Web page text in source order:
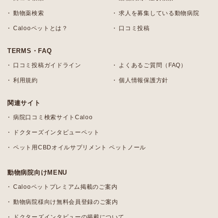
動物薬検索 求人を募集している動物病院
Calooペットとは？ 口コミ投稿
TERMS・FAQ
口コミ投稿ガイドライン よくあるご質問（FAQ）
利用規約 個人情報保護方針
関連サイト
病院口コミ検索サイトCaloo
ドクターズインタビューペット
ペット用CBDオイルサプリメント ペットノール
動物病院向けMENU
Calooペットプレミアム掲載のご案内
動物病院様向け無料会員登録のご案内